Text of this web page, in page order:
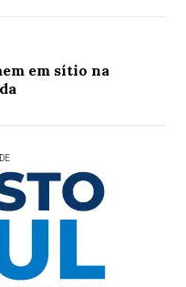
em sítio na